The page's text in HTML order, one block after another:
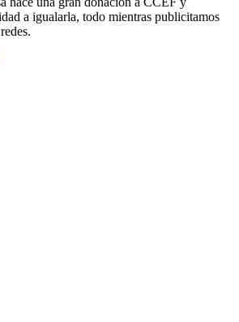
a igualarla, todo mientras publicitamos